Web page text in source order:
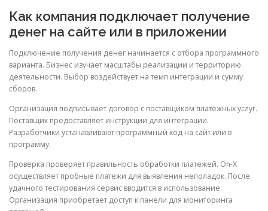
Как компания подключает получение
денег на сайте или в приложении
Подключение получения денег начинается с отбора программного
варианта. Бизнес изучает масштабы реализации и территорию
деятельности. Выбор воздействует на темп интеграции и сумму
сборов.
Организация подписывает договор с поставщиком платёжных услуг.
Поставщик предоставляет инструкции для интеграции.
Разработчики устанавливают программный код на сайт или в
программу.
Проверка проверяет правильность обработки платежей. On-X
осуществляет пробные платежи для выявления неполадок. После
удачного тестирования сервис вводится в использование.
Организация приобретает доступ к панели для мониторинга